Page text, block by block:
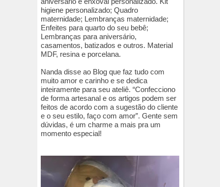
higiene personalizado; Quadro
maternidade; Lembranças maternidade;
Enfeites para quarto do seu bebê;
Lembranças para aniversário,
casamentos, batizados e outros. Material
MDF, resina e porcelana.
Nanda disse ao Blog que faz tudo com
muito amor e carinho e se dedica
inteiramente para seu ateliê. “Confecciono
de forma artesanal e os artigos podem ser
feitos de acordo com a sugestão do cliente
e o seu estilo, faço com amor”. Gente sem
dúvidas, é um charme a mais pra um
momento especial!